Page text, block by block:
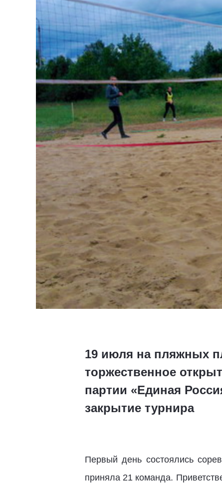
19 июля на пляжных
торжественное
партии «Единая
закрытие турнира
Первый день состоялись
приняла 21 команда.